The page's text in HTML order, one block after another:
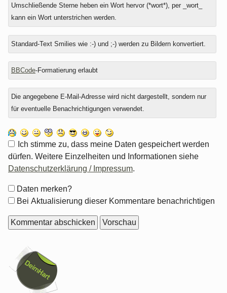
Umschließende Sterne heben ein Wort hervor (*wort*), per _wort_
kann ein Wort unterstrichen werden.
Standard-Text Smilies wie :-) und ;-) werden zu Bildern konvertiert.
BBCode-Formatierung erlaubt
Die angegebene E-Mail-Adresse wird nicht dargestellt, sondern nur
für eventuelle Benachrichtigungen verwendet.
Ich stimme zu, dass meine Daten gespeichert werden
dürfen. Weitere Einzelheiten und Informationen siehe
Datenschutzerklärung / Impressum.
Formular-
Optionen
Daten merken?
Bei Aktualisierung dieser Kommentare benachrichtigen
Seitenleiste